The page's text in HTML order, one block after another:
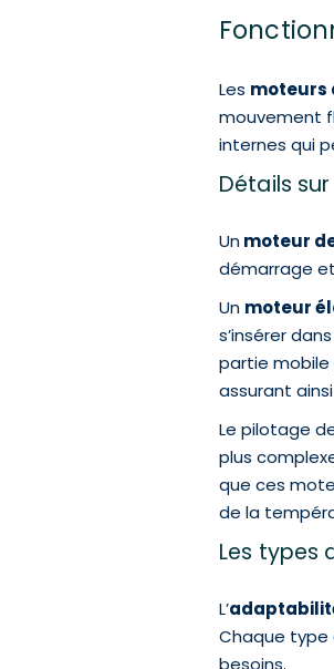
Les moteurs
mouvement
internes qui
Détails
Unmoteur
démarrage
Un moteur
s’insérer
partie
assurant
Le pilotage
plus
que ces
de la
Les types
L’
Chaque type
besoins.